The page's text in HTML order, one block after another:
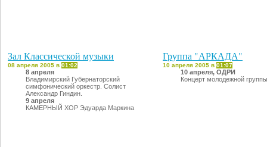
Зал Классической музыки
08 апреля 2005 в 01:02
8 апреля
Владимирский Губернаторский
симфонический оркестр. Солист
Александр Гиндин.
9 апреля
КАМЕРНЫЙ ХОР Эдуарда Маркина
Группа "АРКАДА"
10 апреля 2005 в 01:07
10 апреля, ОДРИ
Концерт молодежной группы